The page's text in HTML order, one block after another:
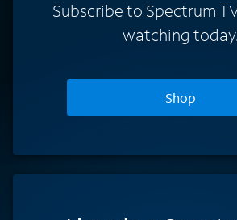
Subscribe to Spectrum
watching today.
Shop